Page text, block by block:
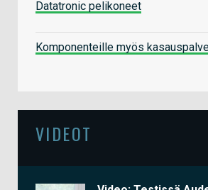
Datatronic pelikoneet
Komponenteille myös
VIDEOT